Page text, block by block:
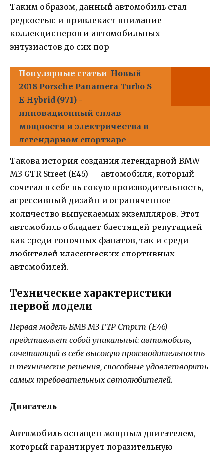
Таким образом, данный автомобиль стал
редкостью и привлекает внимание
коллекционеров и автомобильных
энтузиастов до сих пор.
Популярные статьи Новый
2018 Porsche Panamera Turbo S
E-Hybrid (971) -
инновационный сплав
мощности и электричества в
легендарном спорткаре
Такова история создания легендарной BMW
M3 GTR Street (E46) — автомобиля, который
сочетал в себе высокую производительность,
агрессивный дизайн и ограниченное
количество выпускаемых экземпляров. Этот
автомобиль обладает блестящей репутацией
как среди гоночных фанатов, так и среди
любителей классических спортивных
автомобилей.
Технические характеристики
первой модели
Первая модель БМВ М3 ГТР Стрит (Е46)
представляет собой уникальный автомобиль,
сочетающий в себе высокую производительность
и технические решения, способные удовлетворить
самых требовательных автолюбителей.
Двигатель
Автомобиль оснащен мощным двигателем,
который гарантирует поразительную